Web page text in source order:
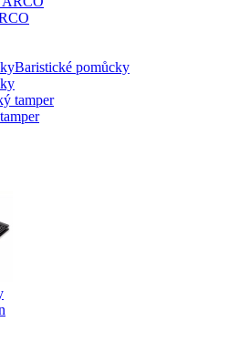
Baristické pomůcky